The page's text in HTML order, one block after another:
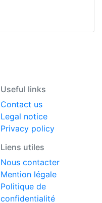
Useful links
Contact us
Legal notice
Privacy policy
Liens utiles
Nous contacter
Mention légale
Politique de
confidentialité